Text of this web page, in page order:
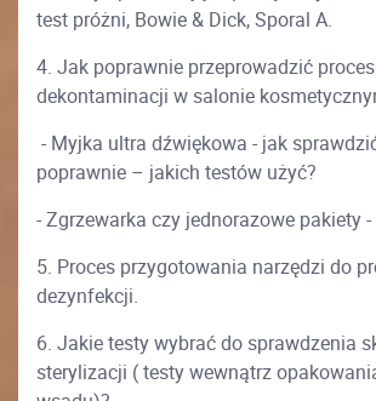
test próżni, Bowie & Dick, Sporal A.
4. Jak poprawnie przeprowadzić proces
dekontaminacji w salonie
- Myjka ultra dźwiękowa - jak
poprawnie – jakich testów użyć?
- Zgrzewarka czy jednorazowe pakiety
5. Proces przygotowania narzędzi do
dezynfekcji.
6. Jakie testy wybrać do sprawdzenia
sterylizacji ( testy wewnątrz